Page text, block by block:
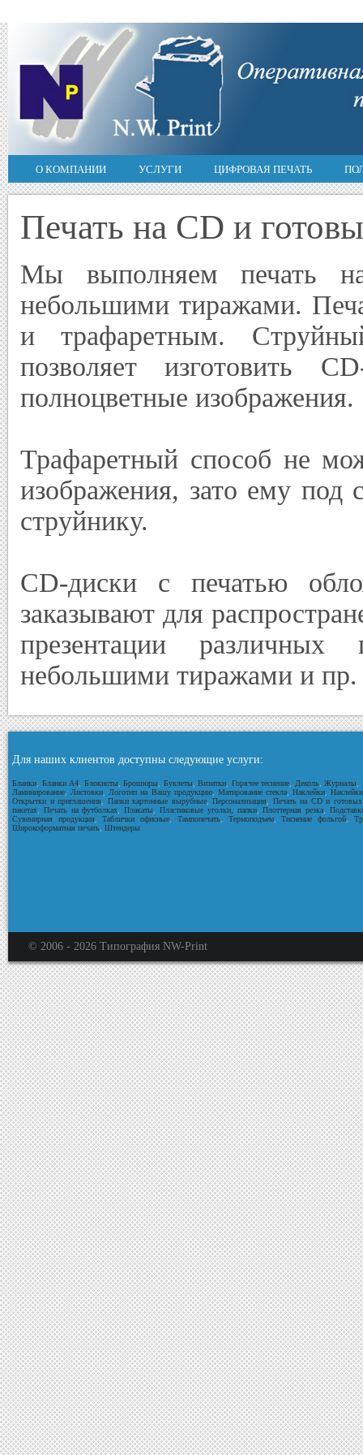
О КОМПАНИИ УСЛУГИ ЦИФРОВАЯ ПЕЧАТЬ
Печать на CD и
Мы выполняем печать
небольшими тиражами.
и трафаретным.
позволяет изготовить
полноцветные изображения.
Трафаретный способ не
изображения, зато ему под
струйнику.
CD-диски с печатью
заказывают для
презентации
небольшими тиражами и пр.
Для наших клиентов доступны следующие услуги:
Бланки Бланки А4 Блокноты, Брошюры Буклеты, Визитки Горячее теснение Деколь, Журналы
Ламинирование
Листовки Логотип на Вашу продукцию, Матирование стекла,Наклейки ,
Открытки и приглашения
Папки картонные вырубные,Персонализация
Печать на CD и готовых
пакетах
Печать на футболках ,Плакаты Пластиковые уголки, папки,Плоттерная резка
Сувенирная продукция,Таблички офисные Тампопечать, Термоподъем,Тиснение фольгой
Широкоформатная печать Штендеры
© 2006 - 2026 Типография NW-Print